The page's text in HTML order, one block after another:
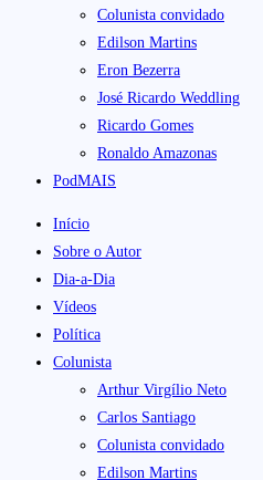
Colunista convidado
Edilson Martins
Eron Bezerra
José Ricardo Weddling
Ricardo Gomes
Ronaldo Amazonas
PodMAIS
Início
Sobre o Autor
Dia-a-Dia
Vídeos
Política
Colunista
Arthur Virgílio Neto
Carlos Santiago
Colunista convidado
Edilson Martins